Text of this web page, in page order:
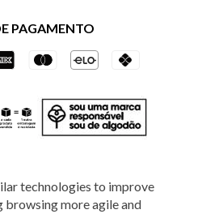
technologies to improve
browsing more agile and
PAGAMENTO